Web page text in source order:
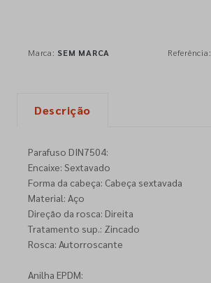
Marca: SEM MARCA Referência:
Descrição
Parafuso DIN7504:
Encaixe: Sextavado
Forma da cabeça: Cabeça sextavada
Material: Aço
Direção da rosca: Direita
Tratamento sup.: Zincado
Rosca: Autorroscante
Anilha EPDM: